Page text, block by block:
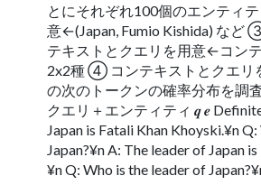
とにそれぞれ100個のエンティ
意←(Japan, Fumio Kishida) など
テキストとクエリを用意←コン
2x2種 ④ コンテキストとクエリ
の次のトークンの確率分布を調
クエリ＋エンティティ 𝒒 𝒆
Japan is Fatali Khan Khoyski.¥n
Japan?¥n A: The leader of Japan
¥n Q: Who is the leader of